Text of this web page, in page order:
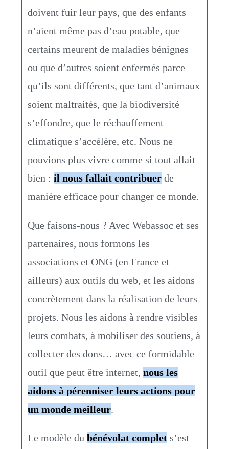
doivent fuir leur pays, que des enfants
n’aient même pas d’eau potable, que
certains meurent de maladies bénignes
ou que d’autres soient enfermés parce
qu’ils sont différents, que tant d’animaux
soient maltraités, que la biodiversité
s’effondre, que le réchauffement
climatique s’accélère, etc. Nous ne
pouvions plus vivre comme si tout allait
bien :il nous fallait contribuer de
manière efficace pour changer ce monde.
Que faisons-nous ? Avec Webassoc et ses
partenaires, nous formons les
associations et ONG (en France et
ailleurs) aux outils du web, et les aidons
concrètement dans la réalisation de leurs
projets. Nous les aidons à rendre visibles
leurs combats, à mobiliser des soutiens, à
collecter des dons… avec ce formidable
outil que peut être internet,nous les
aidons à pérenniser leurs actions pour
un monde meilleur.
Le modèle dubénévolat complet s’est